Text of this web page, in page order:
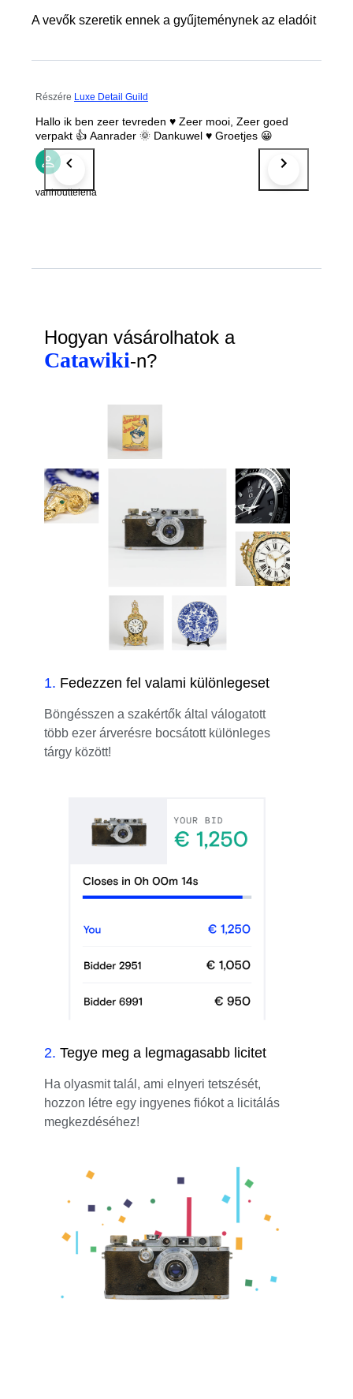
A vevők szeretik ennek a gyűjteménynek az eladóit
Részére Luxe Detail Guild
Hallo ik ben zeer tevreden ♥️ Zeer mooi, Zeer goed
verpakt 👍 Aanrader 🌞 Dankuwel ♥️ Groetjes 😀
vanhouttelena
Hogyan vásárolhatok a
Catawiki-n?
1. Fedezzen fel valami különlegeset
Böngésszen a szakértők által válogatott
több ezer árverésre bocsátott különleges
tárgy között!
2. Tegye meg a legmagasabb licitet
Ha olyasmit talál, ami elnyeri tetszését,
hozzon létre egy ingyenes fiókot a licitálás
megkezdéséhez!